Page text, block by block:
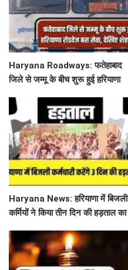
Haryana Roadways: फतेहाबाद
जिले से जम्मू के बीच शुरू हुई हरियाणा
Haryana News: हरियाणा में बिजली
कर्मियों ने किया तीन दिन की हड़ताल का
मोर्चा